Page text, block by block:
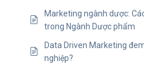
Marketing ngành dược:
trong Ngành Dược phẩm
Data Driven Marketing
nghiệp?